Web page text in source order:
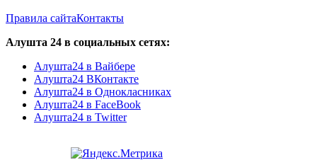
Правила сайтаКонтакты
Алушта 24 в социальных сетях:
Алушта24 в Вайбере
Алушта24 ВКонтакте
Алушта24 в Однокласниках
Алушта24 в FaceBook
Алушта24 в Twitter